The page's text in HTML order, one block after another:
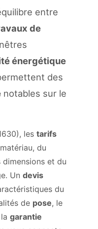
entre
de
énergétique
des
notables sur le
les tarifs
du
et du
Un devis
du
de pose, le
garantie